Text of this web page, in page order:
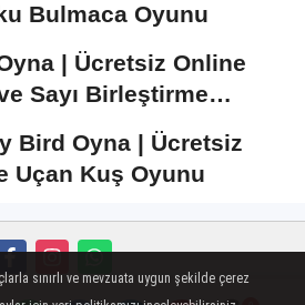
Bulmaca Oyunu
| Ücretsiz Online
Sayı Birleştirme
Bird Oyna | Ücretsiz
Uçan Kuş Oyunu
sınırlı ve mevzuata uygun şekilde çerez